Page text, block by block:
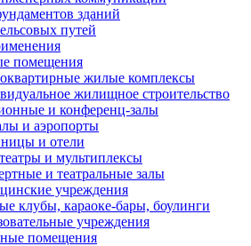
зданий
путей
помещения
жилые комплексы
жилищное строительство
и конференц-залы
и аэропорты
и отели
и мультиплексы
и театральные залы
учреждения
клубы, караоке-бары, боулинги
учреждения
помещения